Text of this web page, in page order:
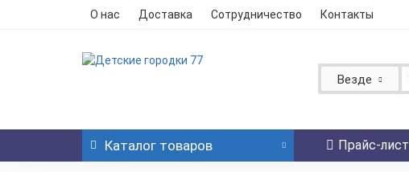
О нас Доставка Сотрудничество Контакты
Везде
Каталог товаров Прайс-лист